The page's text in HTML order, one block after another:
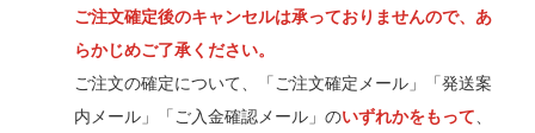
ご注文確定後のキャンセルは承っておりませんので、あ
らかじめご了承ください。
ご注文の確定について、「ご注文確定メール」「発送案
内メール」「ご入金確認メール」のいずれかをもって